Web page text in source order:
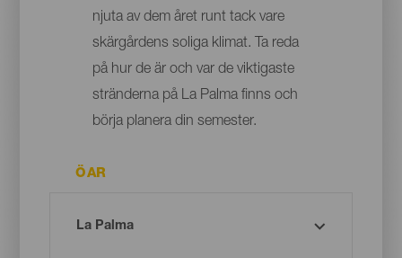
njuta av dem året runt tack vare
skärgårdens soliga klimat. Ta reda
på hur de är och var de viktigaste
stränderna på La Palma finns och
börja planera din semester.
ÖAR